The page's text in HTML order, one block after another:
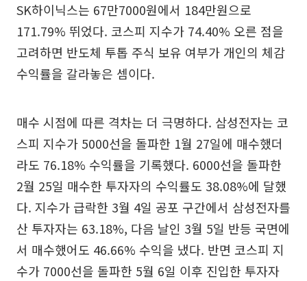
SK하이닉스는 67만7000원에서 184만원으로
171.79% 뛰었다. 코스피 지수가 74.40% 오른 점을
고려하면 반도체 투톱 주식 보유 여부가 개인의 체감
수익률을 갈라놓은 셈이다.
매수 시점에 따른 격차는 더 극명하다. 삼성전자는 코
스피 지수가 5000선을 돌파한 1월 27일에 매수했더
라도 76.18% 수익률을 기록했다. 6000선을 돌파한
2월 25일 매수한 투자자의 수익률도 38.08%에 달했
다. 지수가 급락한 3월 4일 공포 구간에서 삼성전자를
산 투자자는 63.18%, 다음 날인 3월 5일 반등 국면에
서 매수했어도 46.66% 수익을 냈다. 반면 코스피 지
수가 7000선을 돌파한 5월 6일 이후 진입한 투자자